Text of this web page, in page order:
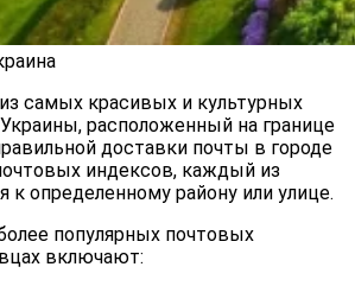
самых красивых и культурных
расположенный на границе
доставки почты в городе
индексов, каждый из
к определенному району или улице.
популярных почтовых
включают: